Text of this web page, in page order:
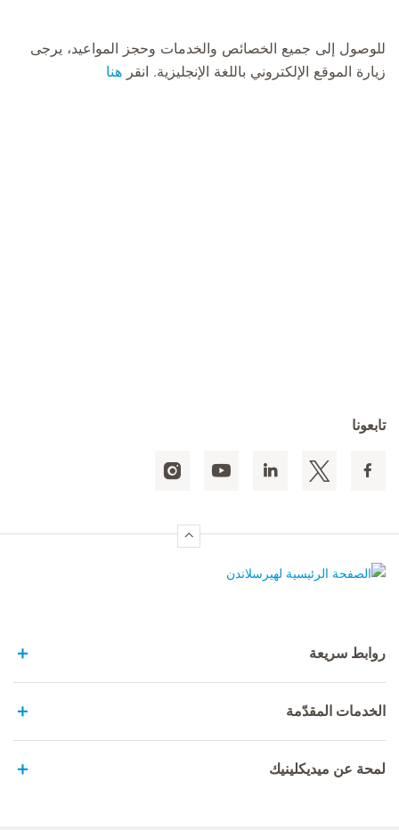
للوصول إلى جميع الخصائص والخدمات وحجز المواعيد، يرجى
زيارة الموقع الإلكتروني باللغة الإنجليزية. انقر هنا
تابعونا
روابط سريعة
الخدمات المقدّمة
لمحة عن ميديكلينيك